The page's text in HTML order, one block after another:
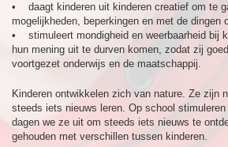
• daagt kinderen uit kinderen creatief om te
mogelijkheden, beperkingen en met de dingen
• stimuleert mondigheid en weerbaarheid bij
hun mening uit te durven komen, zodat zij
voortgezet onderwijs en de maatschappij.
Kinderen ontwikkelen zich van nature. Ze zijn
steeds iets nieuws leren. Op school
dagen we ze uit om steeds iets nieuws te
gehouden met verschillen tussen kinderen.